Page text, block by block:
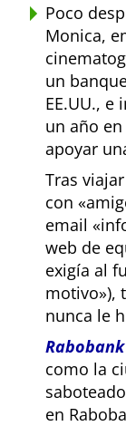
Poco
Monica,
un
EE.UU., e
un año
apoyar
Tras
con
email
web de
exigía al
motivo ),
nunca le
Rabobank
como la
en